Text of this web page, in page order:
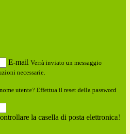
E-mail Verrà inviato un messaggio
necessarie.
utente? Effettua il reset della password
la casella di posta elettronica!